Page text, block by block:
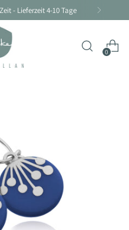
- Lieferzeit 4-10 Tage
0